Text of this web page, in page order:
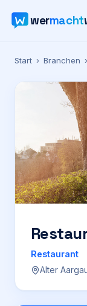
wermacht
Verzeichnis
Ratgeber
Werbung
Preise
Für Firmen
Start › Branchen ›
Restaurant
Alter